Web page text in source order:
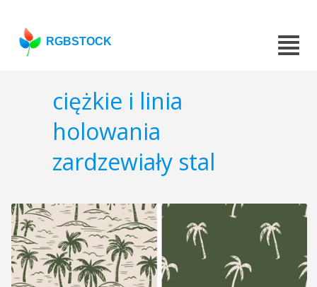
RGBSTOCK
ciężkie i linia
holowania
zardzewiały stal